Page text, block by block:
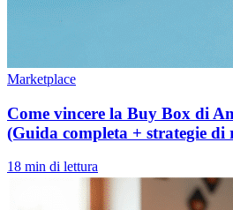
Marketplace
Come vincere la Buy Box di
(Guida completa + strategie di
18 min di lettura